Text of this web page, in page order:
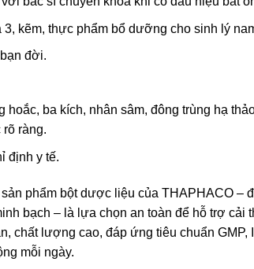
kẽm, thực phẩm bổ dưỡng cho sinh lý
đời.
ba kích, nhân sâm, đông trùng hạ
ràng.
định y tế.
phẩm bột dược liệu của THAPHACO –
bạch – là lựa chọn an toàn để hỗ trợ cải
chất lượng cao, đáp ứng tiêu chuẩn GMP,
mỗi ngày.